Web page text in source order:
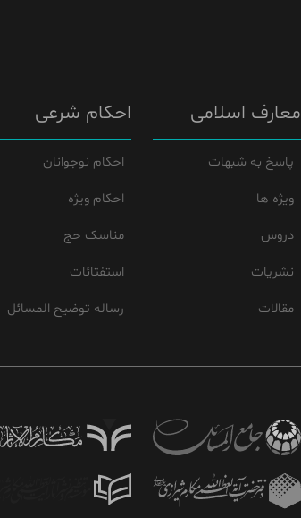
معارف اسلامی
پاسخ به شبهات
ویژه ها
دروس
نشریات
مقالات
احکام شرعی
احکام نوجوانان
احکام ویژه
مناسک حج
استفتائات
رساله توضیح المسائل